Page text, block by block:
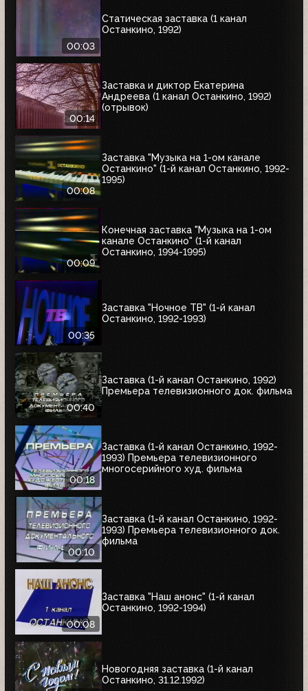
00:03
Статическая заставка (1 канал
Останкино, 1992)
00:14
Заставка и диктор Екатерина
Андреева (1 канал Останкино, 1992)
(отрывок)
00:08
Заставка "Музыка на 1-ом канале
Останкино" (1-й канал Останкино, 1992-
1995)
00:09
Конечная заставка "Музыка на 1-ом
канале Останкино" (1-й канал
Останкино, 1994-1995)
00:35
Заставка "Ночное ТВ" (1-й канал
Останкино, 1992-1993)
00:40
Заставка (1-й канал Останкино, 1992)
Премьера телевизионного док. фильма
00:18
Заставка (1-й канал Останкино, 1992-
1993) Премьера телевизионного
многосерийного худ. фильма
00:10
Заставка (1-й канал Останкино, 1992-
1993) Премьера телевизионного док.
фильма
00:08
Заставка "Наш анонс" (1-й канал
Останкино, 1992-1994)
Новогодняя заставка (1-й канал
Останкино, 31.12.1992)